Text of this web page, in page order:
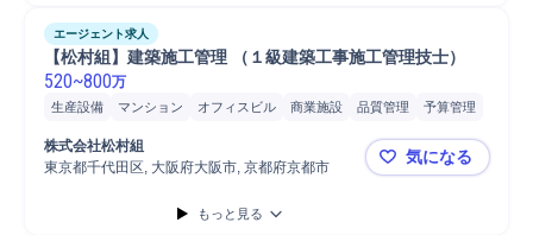
エージェント求人
【松村組】建築施工管理 （１級建築工事施工管理技士）
520~800万
生産設備 マンション オフィスビル 商業施設 品質管理
予算管理
竣工
安全管理
RC造低層
RC造中高層 SRC造低層 SRC造中高層
S造
株式会社松村組
東京都千代田区, 大阪府大阪市, 京都府京都市
【松村組】
気になる
もっと見る